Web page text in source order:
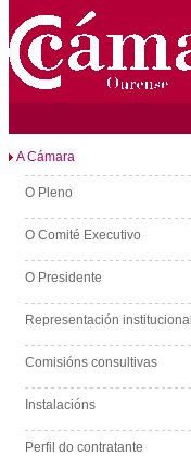
A Cámara
O Pleno
O Comité Executivo
O Presidente
Representación institucional
Comisións consultivas
Instalacións
Perfil do contratante